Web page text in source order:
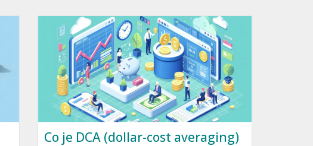
Co je DCA (dollar-cost averaging)